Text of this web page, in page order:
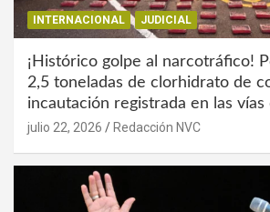
INTERNACIONAL JUDICIAL
¡Histórico golpe al narcotráfico!
2,5 toneladas de clorhidrato de
incautación registrada en las vías
julio 22, 2026 Redacción NVC